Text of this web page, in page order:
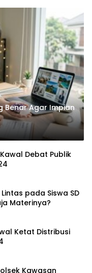
Benar Agar Impian
Debat Publik
pada Siswa SD
Materinya?
Ketat Distribusi
Kawasan